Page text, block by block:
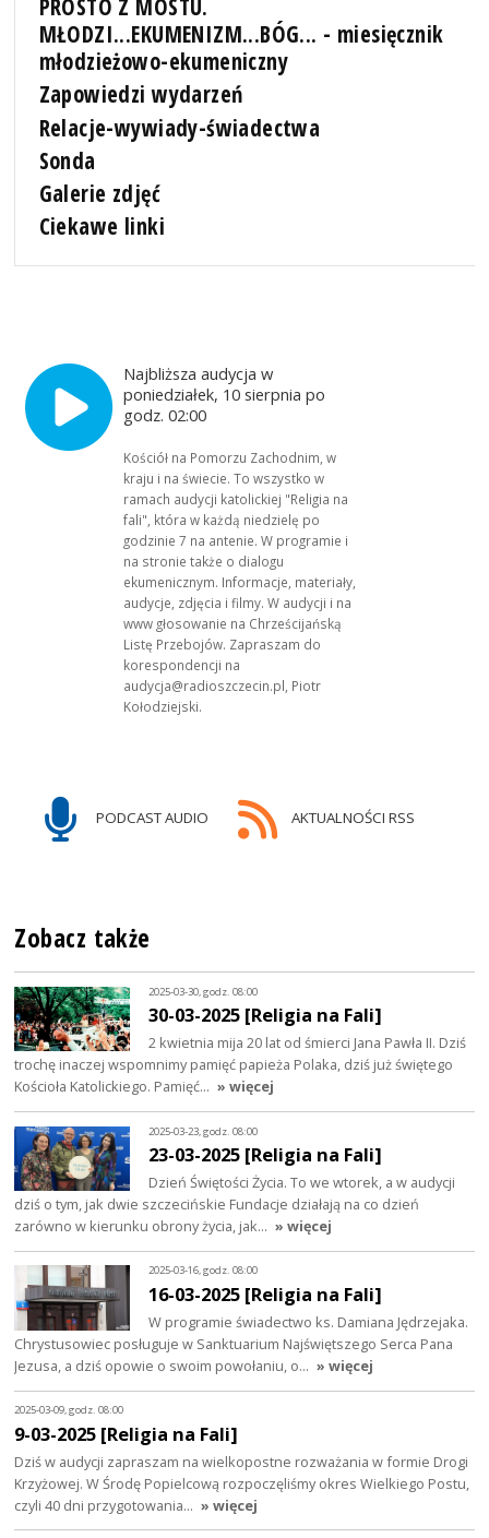
PROSTO Z MOSTU.
MŁODZI...EKUMENIZM...BÓG... - miesięcznik
młodzieżowo-ekumeniczny
Zapowiedzi wydarzeń
Relacje-wywiady-świadectwa
Sonda
Galerie zdjęć
Ciekawe linki
Najbliższa audycja w
poniedziałek, 10 sierpnia po
godz. 02:00
Kościół na Pomorzu Zachodnim, w
kraju i na świecie. To wszystko w
ramach audycji katolickiej "Religia na
fali", która w każdą niedzielę po
godzinie 7 na antenie. W programie i
na stronie także o dialogu
ekumenicznym. Informacje, materiały,
audycje, zdjęcia i filmy. W audycji i na
www głosowanie na Chrześcijańską
Listę Przebojów. Zapraszam do
korespondencji na
audycja@radioszczecin.pl, Piotr
Kołodziejski.
PODCAST AUDIO AKTUALNOŚCI RSS
Zobacz także
2025-03-30, godz. 08:00
30-03-2025 [Religia na Fali]
2 kwietnia mija 20 lat od śmierci Jana Pawła II. Dziś
trochę inaczej wspomnimy pamięć papieża Polaka, dziś już świętego
Kościoła Katolickiego. Pamięć… » więcej
2025-03-23, godz. 08:00
23-03-2025 [Religia na Fali]
Dzień Świętości Życia. To we wtorek, a w audycji
dziś o tym, jak dwie szczecińskie Fundacje działają na co dzień
zarówno w kierunku obrony życia, jak… » więcej
2025-03-16, godz. 08:00
16-03-2025 [Religia na Fali]
W programie świadectwo ks. Damiana Jędrzejaka.
Chrystusowiec posługuje w Sanktuarium Najświętszego Serca Pana
Jezusa, a dziś opowie o swoim powołaniu, o… » więcej
2025-03-09, godz. 08:00
9-03-2025 [Religia na Fali]
Dziś w audycji zapraszam na wielkopostne rozważania w formie Drogi
Krzyżowej. W Środę Popielcową rozpoczęliśmy okres Wielkiego Postu,
czyli 40 dni przygotowania… » więcej